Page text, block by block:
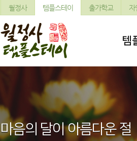
월정사 템플스테이 출가학교 자
템
마음의 달이 아름다운 절